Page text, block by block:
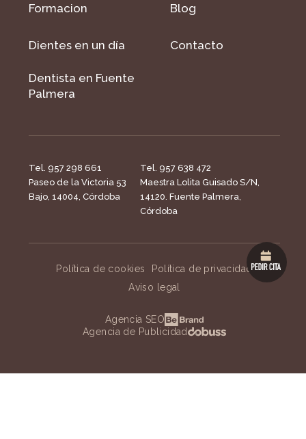
Formacion Blog
Dientes en un día Contacto
Dentista en Fuente
Palmera
Tel. 957 298 661
Paseo de la Victoria 53
Bajo, 14004, Córdoba
Tel. 957 638 472
Maestra Lolita Guisado S/N,
14120. Fuente Palmera,
Córdoba
Política de cookies
Política de privacidad
Aviso legal
Agencia SEO
Agencia de Publicidad